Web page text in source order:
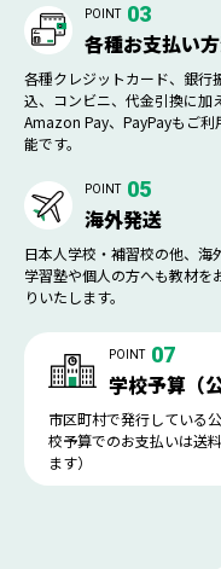
POINT 03
各種お支払い
各種クレジットカード、銀行
込、コンビニ、代金引換に加え
Amazon Pay、PayPayもご利
能です。
POINT 05
海外発送
日本人学校・補習校の他、海
学習塾や個人の方へも教材を
りいたします。
POINT 07
学校予算（
市区町村で発行している
校予算でのお支払いは送
ます）